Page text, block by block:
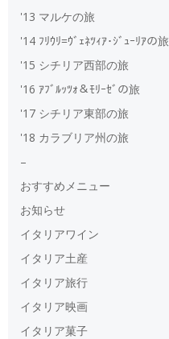
'13 マルケの旅
'14 ﾌﾘｳﾘ=ｳﾞｪﾈﾂｨｱ･ｼﾞｭｰﾘｱの旅
'15 シチリア西部の旅
'16 ｱﾌﾞﾙｯﾂｫ＆ﾓﾘｰｾﾞの旅
'17 シチリア東部の旅
'18 カラブリア州の旅
–
おすすめメニュー
お知らせ
イタリアワイン
イタリア土産
イタリア旅行
イタリア映画
イタリア菓子